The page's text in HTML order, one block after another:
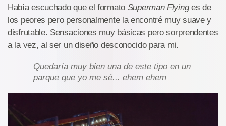
Había escuchado que el formato Superman Flyinges de
los peores pero personalmente la encontré muy suave y
disfrutable. Sensaciones muy básicas pero sorprendentes
a la vez, al ser un diseño desconocido para mi.
Quedaría muy bien una de este tipo en un
parque que yo me sé... ehem ehem